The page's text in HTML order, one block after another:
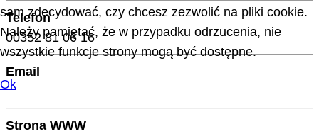
Telefon
00352 81 06 16
Email
Strona WWW
sam zdecydować, czy chcesz zezwolić na pliki cookie.
Należy pamiętać, że w przypadku odrzucenia, nie
wszystkie funkcje strony mogą być dostępne.
Ok